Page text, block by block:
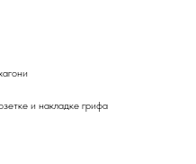
и накладке грифа